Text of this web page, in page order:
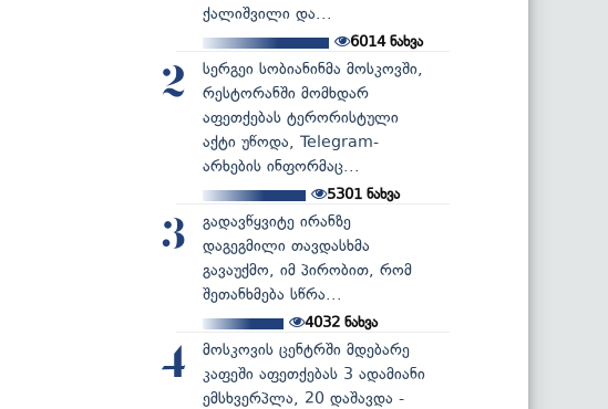
ქალიშვილი და...
6014ნახვა
2
სერგეი სობიანინმა მოსკოვში,
რესტორანში მომხდარ
აფეთქებას ტერორისტული
აქტი უწოდა, Telegram-
არხების ინფორმაც...
5301 ნახვა
3
გადავწყვიტე ირანზე
დაგეგმილი თავდასხმა
გავაუქმო, იმ პირობით, რომ
შეთანხმება სწრა...
4032ნახვა
4
მოსკოვის ცენტრში მდებარე
კაფეში აფეთქებას 3 ადამიანი
ემსხვერპლა, 20 დაშავდა -